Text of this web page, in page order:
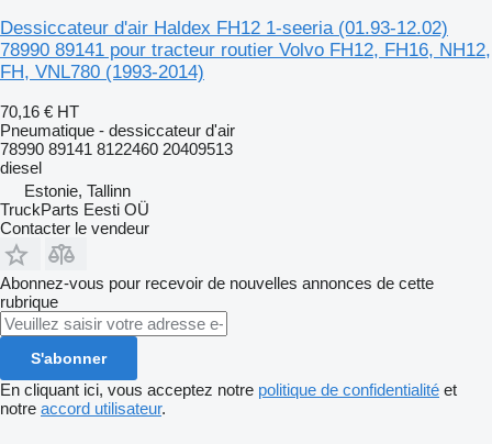
Dessiccateur d'air Haldex FH12 1-seeria (01.93-12.02)
78990 89141 pour tracteur routier Volvo FH12, FH16, NH12,
FH, VNL780 (1993-2014)
70,16 € HT
Pneumatique - dessiccateur d'air
78990 89141 8122460 20409513
diesel
Estonie, Tallinn
TruckParts Eesti OÜ
Contacter le vendeur
Abonnez-vous pour recevoir de nouvelles annonces de cette
rubrique
S'abonner
En cliquant ici, vous acceptez notre politique de confidentialité et
notre accord utilisateur.